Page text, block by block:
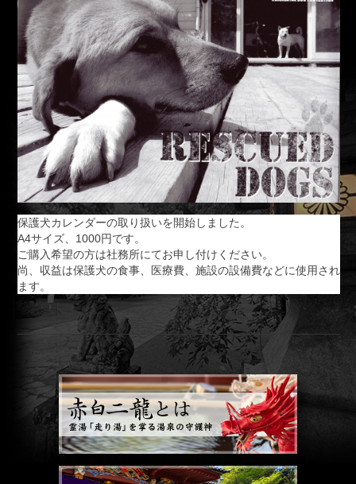
保護犬カレンダーの取り扱いを開始しました。
A4サイズ、1000円です。
ご購入希望の方は社務所にてお申し付けください。
尚、収益は保護犬の食事、医療費、施設の設備費などに使用され
ます。